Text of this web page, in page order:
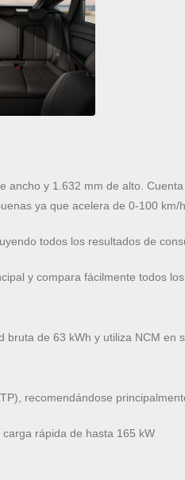
ancho y 1.632 mm de alto.
ya que acelera de 0-100 km/
todos los resultados de
y compara fácilmente todos
bruta de 63 kWh y utiliza NCM en
recomendándose
rápida de hasta 165 kW